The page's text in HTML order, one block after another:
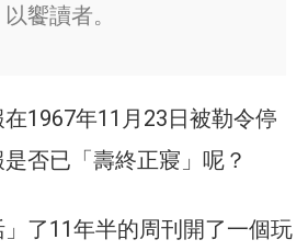
饗讀者。
在1967年11月23日被勒令停
否已「壽終正寢」呢？
了11年半的周刊開了一個玩